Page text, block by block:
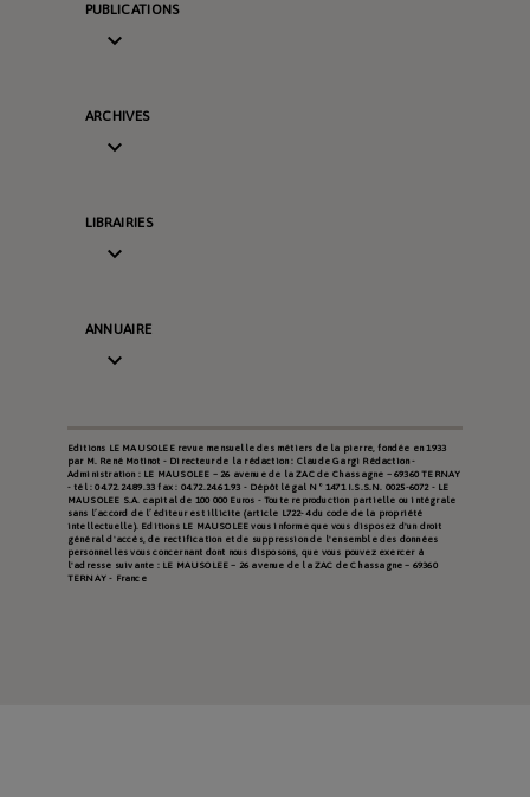
PUBLICATIONS

ARCHIVES

LIBRAIRIES

ANNUAIRE

Editions LE MAUSOLEE revue mensuelle des métiers de la pierre, fondée en 1933
par M. René Motinot - Directeur de la rédaction : Claude Gargi Rédaction -
Administration : LE MAUSOLEE – 26 avenue de la ZAC de Chassagne – 69360 TERNAY
- tél : 04.72.24.89.33 fax : 04.72.24.61.93 - Dépôt légal N° 1471 I.S.S.N. 0025-6072 - LE
MAUSOLEE S.A. capital de 100 000 Euros - Toute reproduction partielle ou intégrale
sans l’accord de l’éditeur est illicite (article L722-4 du code de la propriété
intellectuelle). Editions LE MAUSOLEE vous informe que vous disposez d'un droit
général d'accès, de rectification et de suppression de l'ensemble des données
personnelles vous concernant dont nous disposons, que vous pouvez exercer à
l'adresse suivante : LE MAUSOLEE – 26 avenue de la ZAC de Chassagne – 69360
TERNAY - France